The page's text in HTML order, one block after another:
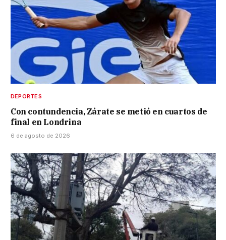
DEPORTES
Con contundencia, Zárate se metió en cuartos de
final en Londrina
6 de agosto de 2026